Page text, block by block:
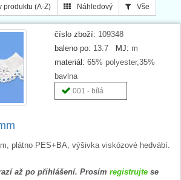
z PES+bavlna, výšivka z viskózového
– 100% bavlna
produktu (A-Z) Náhledový Vše
číslo zboží: 109348
baleno po: 13.7 MJ: m
materiál: 65% polyester,35%
bavlna
001 - bílá
plátno PES+BA, výšivka viskózové hedvábí.
až po přihlášení. Prosím registrujte se